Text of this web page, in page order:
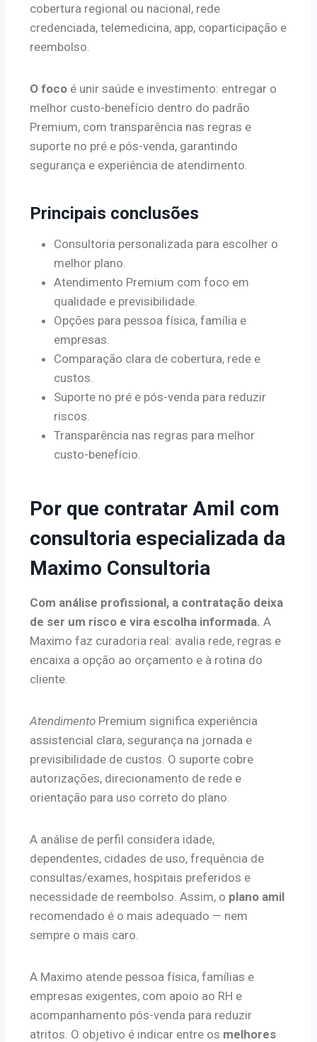
cobertura regional ou nacional, rede
credenciada, telemedicina, app, coparticipação e
reembolso.
O foco é unir saúde e investimento: entregar o
melhor custo-benefício dentro do padrão
Premium, com transparência nas regras e
suporte no pré e pós-venda, garantindo
segurança e experiência de atendimento.
Principais conclusões
Consultoria personalizada para escolher o
melhor plano.
Atendimento Premium com foco em
qualidade e previsibilidade.
Opções para pessoa física, família e
empresas.
Comparação clara de cobertura, rede e
custos.
Suporte no pré e pós-venda para reduzir
riscos.
Transparência nas regras para melhor
custo-benefício.
Por que contratar Amil com
consultoria especializada da
Maximo Consultoria
Com análise profissional, a contratação deixa
de ser um risco e vira escolha informada. A
Maximo faz curadoria real: avalia rede, regras e
encaixa a opção ao orçamento e à rotina do
cliente.
Atendimento Premium significa experiência
assistencial clara, segurança na jornada e
previsibilidade de custos. O suporte cobre
autorizações, direcionamento de rede e
orientação para uso correto do plano.
A análise de perfil considera idade,
dependentes, cidades de uso, frequência de
consultas/exames, hospitais preferidos e
necessidade de reembolso. Assim, o plano amil
recomendado é o mais adequado — nem
sempre o mais caro.
A Maximo atende pessoa física, famílias e
empresas exigentes, com apoio ao RH e
acompanhamento pós-venda para reduzir
atritos. O objetivo é indicar entre os melhores